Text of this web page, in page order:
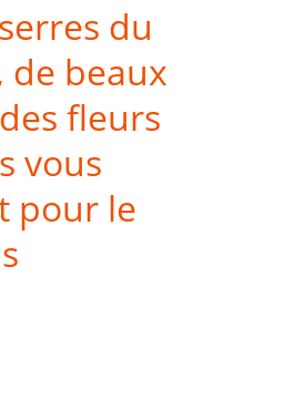
du
de beaux
fleurs
vous
pour le